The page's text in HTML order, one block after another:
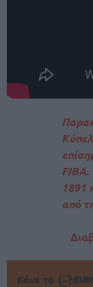
1891
από
Κάνε το